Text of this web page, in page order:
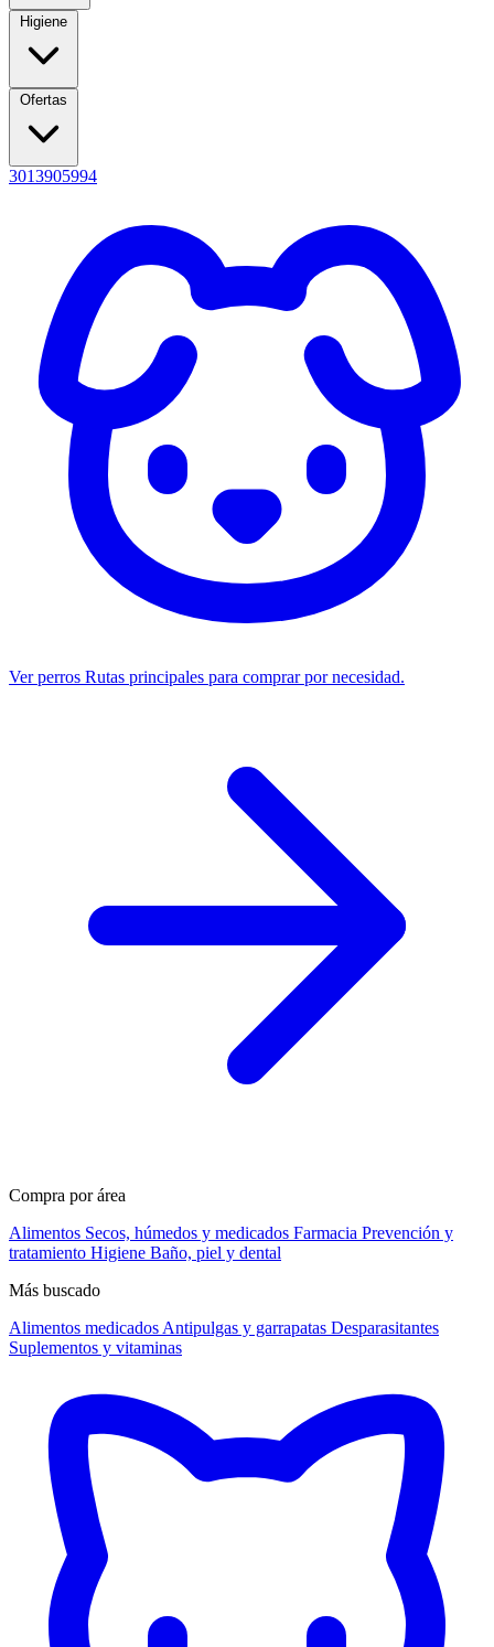
Higiene
Ofertas
3013905994
Ver perros Rutas principales para comprar por necesidad.
Compra por área
Alimentos Secos, húmedos y medicados Farmacia Prevención y
tratamiento Higiene Baño, piel y dental
Más buscado
Alimentos medicados Antipulgas y garrapatas Desparasitantes
Suplementos y vitaminas